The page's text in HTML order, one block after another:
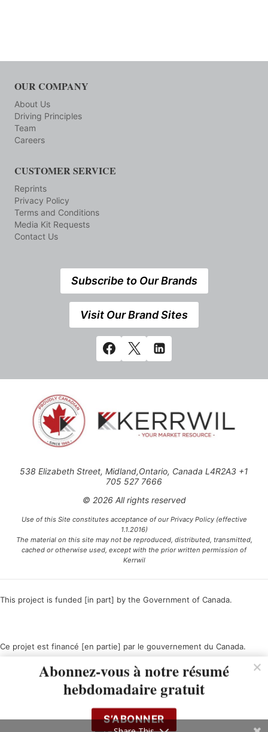
OUR COMPANY
About Us
Driving Principles
Team
Careers
CUSTOMER SERVICE
Reprints
Privacy Policy
Terms and Conditions
Media Kit Requests
Contact Us
Subscribe to Our Brands
Visit Our Brand Sites
538 Elizabeth Street, Midland,Ontario, Canada L4R2A3 +1
705 527 7666
© 2026 All rights reserved
Use of this Site constitutes acceptance of our Privacy Policy (effective
1.1.2016)
The material on this site may not be reproduced, distributed, transmitted,
cached or otherwise used, except with the prior written permission of
Kerrwil
This project is funded [in part] by the Government of Canada.
Ce projet est financé [en partie] par le gouvernement du Canada.
Abonnez-vous à notre résumé
hebdomadaire gratuit
S’ABONNER